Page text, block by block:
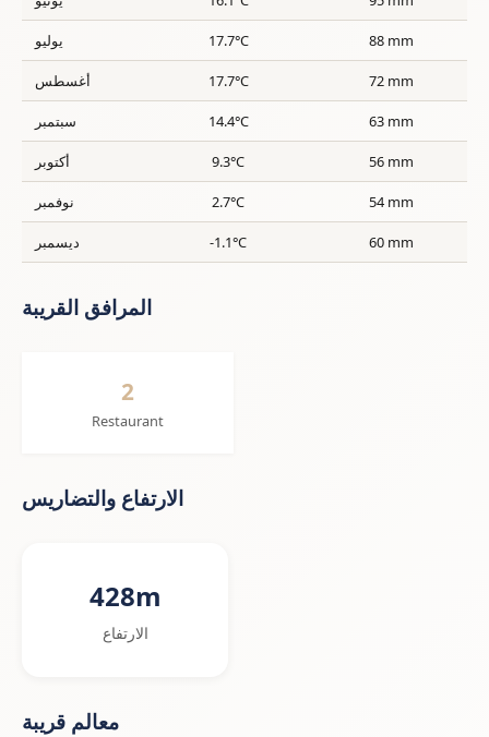
يوليو 17.7°C 88 mm
أغسطس 17.7°C 72 mm
سبتمبر 14.4°C 63 mm
أكتوبر 9.3°C 56 mm
نوفمبر 2.7°C 54 mm
ديسمبر -1.1°C 60 mm
المرافق القريبة
2
Restaurant
الارتفاع والتضاريس
428m
الارتفاع
معالم قريبة